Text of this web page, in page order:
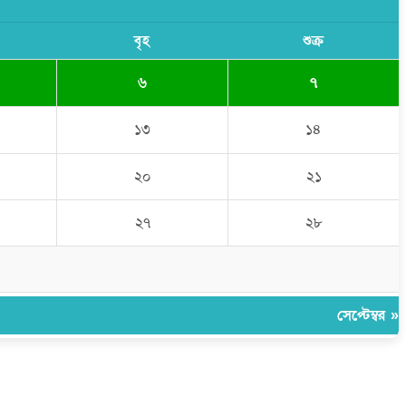
বৃহ শুক্র
৬ ৭
১৩ ১৪
২০ ২১
২৭ ২৮
সেপ্টেম্বর »